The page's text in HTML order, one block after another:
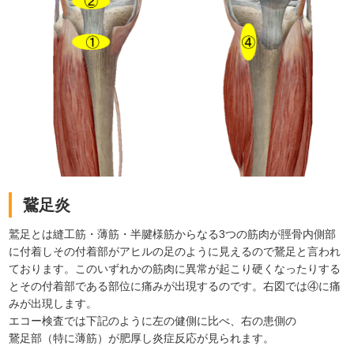
鵞足炎
鷲足とは縫工筋・薄筋・半腱様筋からなる3つの筋肉が脛骨内側部
に付着しその付着部がアヒルの足のように見えるので鵞足と言われ
ております。このいずれかの筋肉に異常が起こり硬くなったりする
とその付着部である部位に痛みが出現するのです。右図では④に痛
みが出現します。
エコー検査では下記のように左の健側に比べ、右の患側の
鵞足部（特に薄筋）が肥厚し炎症反応が見られます。